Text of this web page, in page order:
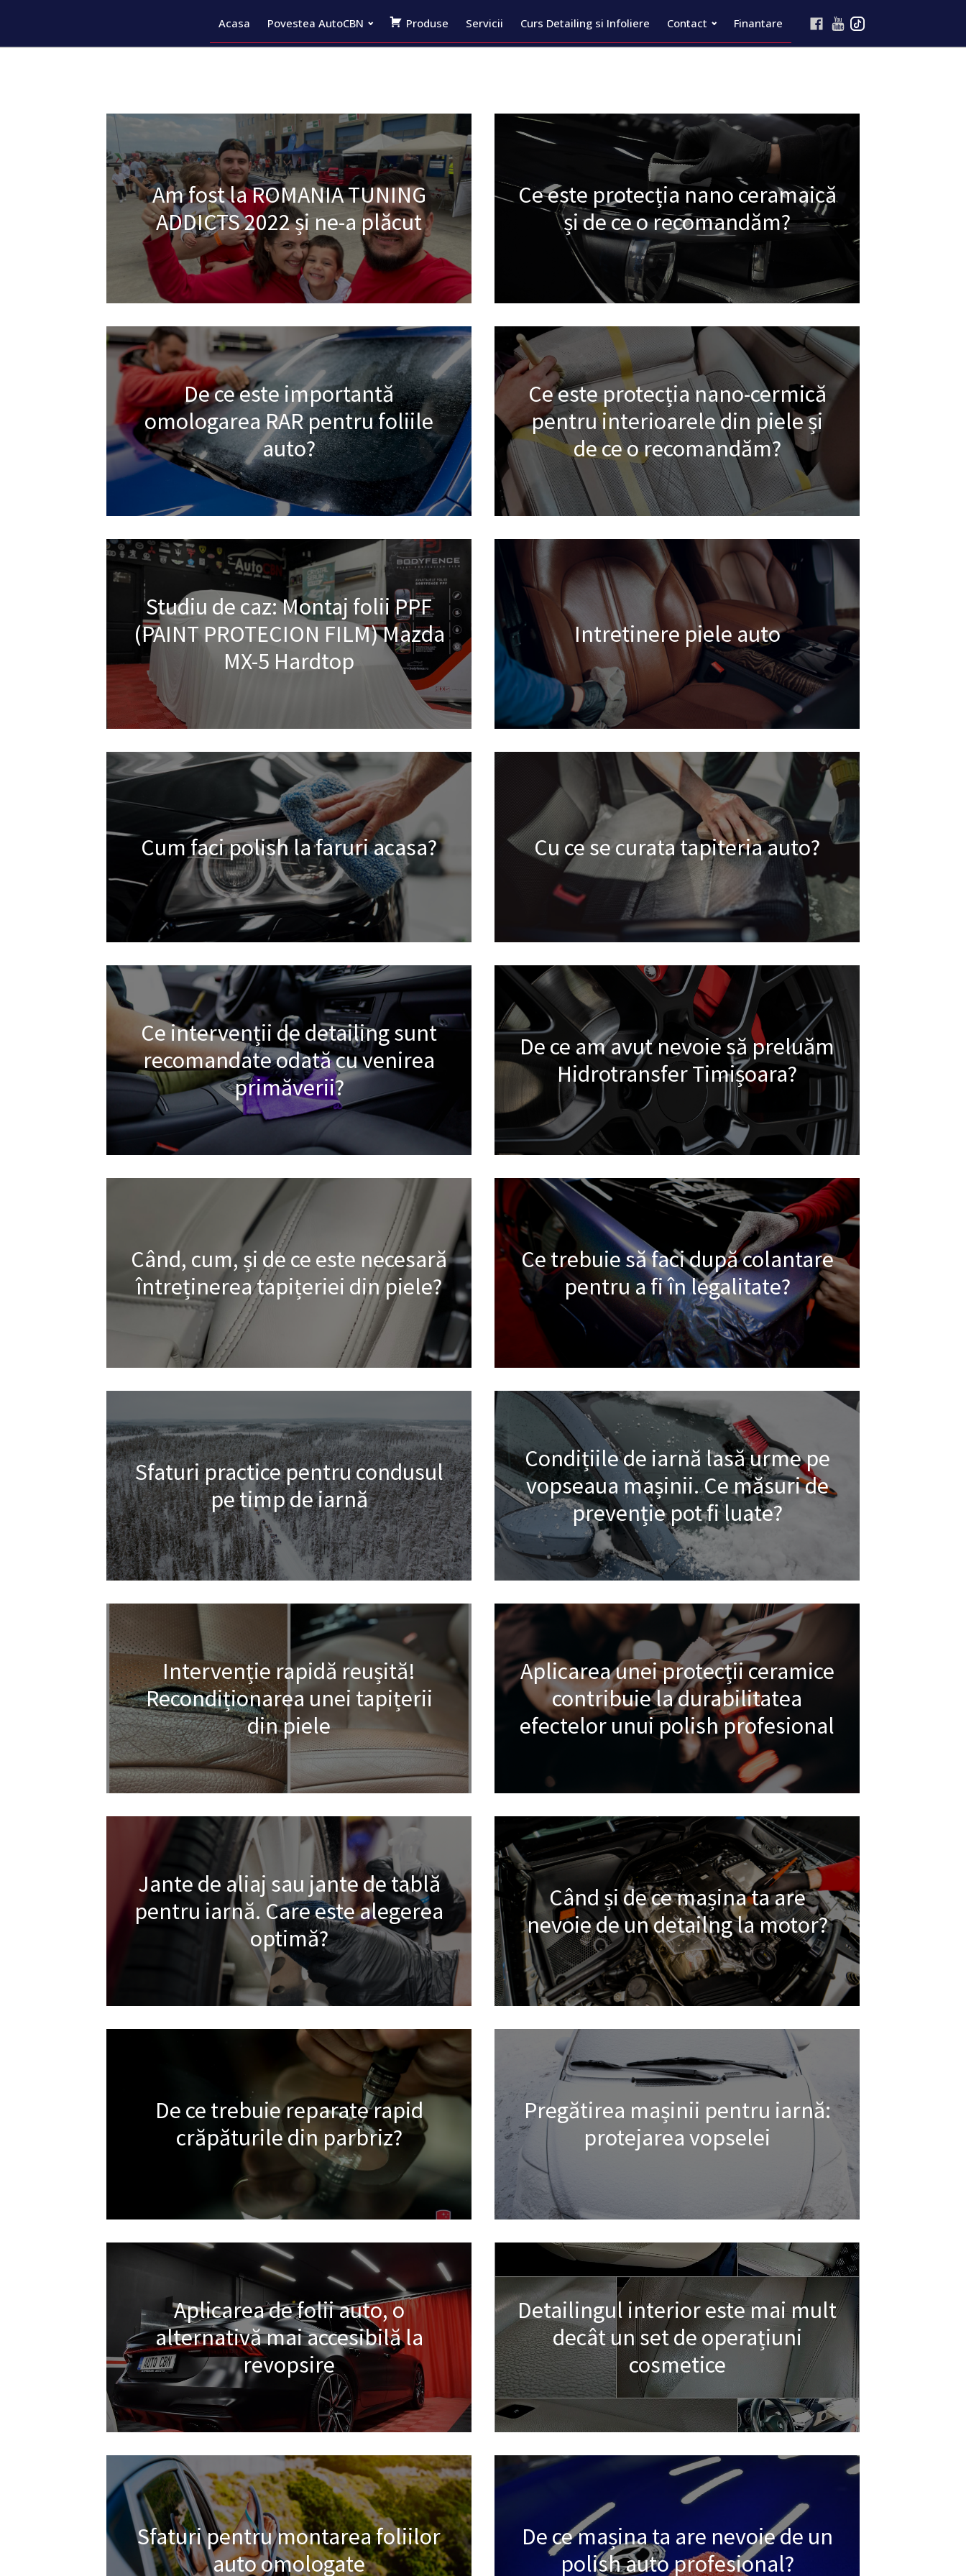
Acasa Povestea AutoCBN Produse Servicii Curs Detailing si Infoliere Contact Finantare
Am fost la ROMANIA TUNING
ADDICTS 2022 și ne-a plăcut
Ce este protecția nano ceramaică
și de ce o recomandăm?
De ce este importantă
omologarea RAR pentru foliile
auto?
Ce este protecția nano-cermică
pentru interioarele din piele și
de ce o recomandăm?
Studiu de caz: Montaj folii PPF
(PAINT PROTECION FILM) Mazda
MX-5 Hardtop
Intretinere piele auto
Cum faci polish la faruri acasa? Cu ce se curata tapiteria auto?
Ce intervenții de detailing sunt
recomandate odată cu venirea
primăverii?
De ce am avut nevoie să preluăm
Hidrotransfer Timișoara?
Când, cum, și de ce este necesară
întreținerea tapițeriei din piele?
Ce trebuie să faci după colantare
pentru a fi în legalitate?
Sfaturi practice pentru condusul
pe timp de iarnă
Condițiile de iarnă lasă urme pe
vopseaua mașinii. Ce măsuri de
prevenție pot fi luate?
Intervenție rapidă reușită!
Recondiționarea unei tapițerii
din piele
Aplicarea unei protecții ceramice
contribuie la durabilitatea
efectelor unui polish profesional
Jante de aliaj sau jante de tablă
pentru iarnă. Care este alegerea
optimă?
Când și de ce mașina ta are
nevoie de un detailng la motor?
De ce trebuie reparate rapid
crăpăturile din parbriz?
Pregătirea mașinii pentru iarnă:
protejarea vopselei
Aplicarea de folii auto, o
alternativă mai accesibilă la
revopsire
Detailingul interior este mai mult
decât un set de operațiuni
cosmetice
Sfaturi pentru montarea foliilor
auto omologate
De ce mașina ta are nevoie de un
polish auto profesional?